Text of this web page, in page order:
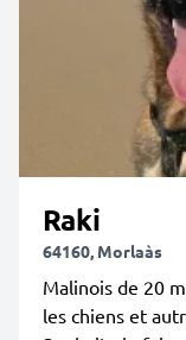
Raki
64160, Morlaàs
Malinois de 20
les chiens et